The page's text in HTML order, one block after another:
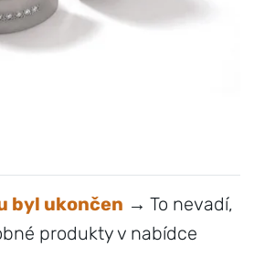
byl ukončen → To nevadí,
produkty v nabídce